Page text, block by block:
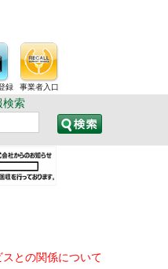
録 事業者入口
検索
との関係について